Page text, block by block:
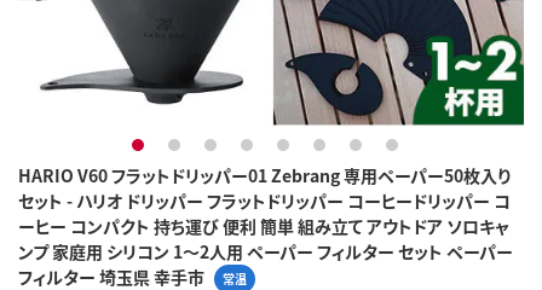
HARIO V60 フラットドリッパー01 Zebrang 専用ペーパー50枚入り
セット - ハリオ ドリッパー フラットドリッパー コーヒードリッパー コ
ーヒー コンパクト 持ち運び 便利 簡単 組み立て アウトドア ソロキャ
ンプ 家庭用 シリコン 1～2人用 ペーパー フィルター セット ペーパー
フィルター 埼玉県 幸手市
常温
1 2 3 4 5 6 7 8